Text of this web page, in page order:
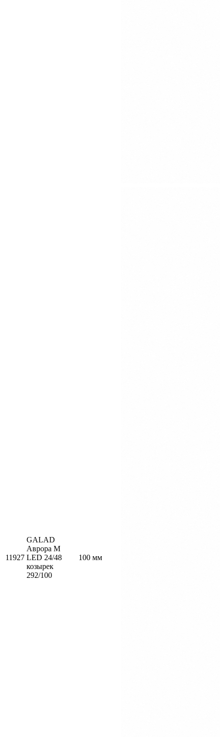
11927
GALAD
Аврора М
LED 24/48
козырек
292/100
100 мм